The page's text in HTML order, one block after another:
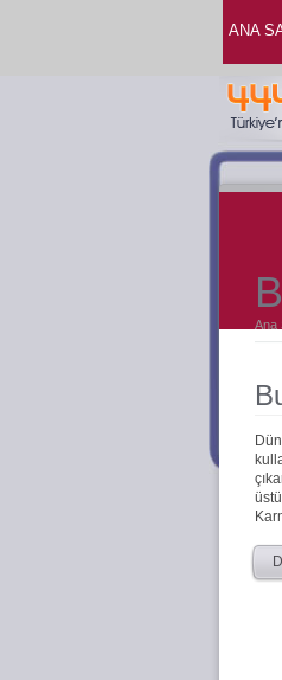
ANA
Ana